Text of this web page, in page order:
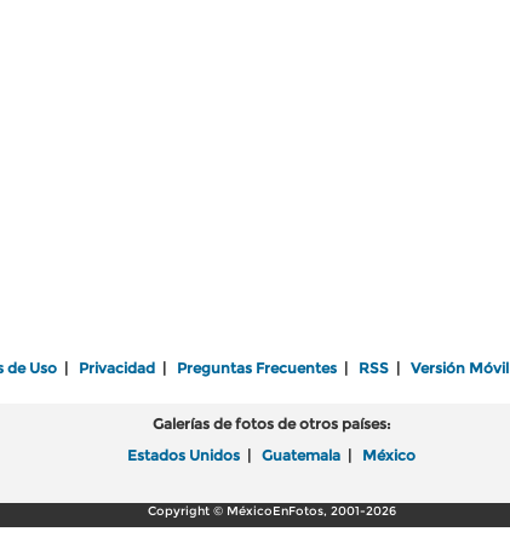
de Uso Privacidad Preguntas Frecuentes RSS Versión Móvil
Galerías de fotos de otros países:
Estados Unidos
Guatemala México
Copyright © MéxicoEnFotos, 2001-2026